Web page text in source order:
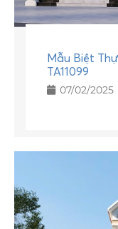
Mẫu Biệt
TA11099
07/02/2025